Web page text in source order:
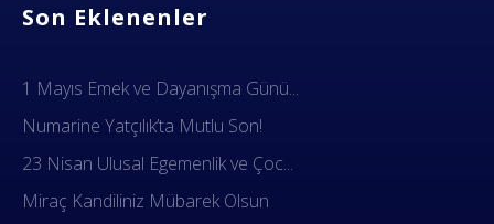
Son Eklenenler
1 Mayıs Emek ve Dayanışma Günü...
Numarine Yatçılık’ta Mutlu Son!
23 Nisan Ulusal Egemenlik ve Çoc...
Miraç Kandiliniz Mübarek Olsun